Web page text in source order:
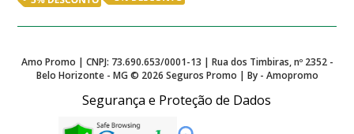
Amo Promo | CNPJ: 73.690.653/0001-13 | Rua dos Timbiras, nº 2352 -
Belo Horizonte - MG © 2026 Seguros Promo | By - Amopromo
Segurança e Proteção de Dados